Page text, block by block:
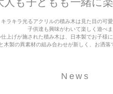
キラキラ光るアクリルの積み木は見た目の可愛
子供達も興味がわいて楽しく遊べま
上げが施された積み木は、日本製でお子様
木製の異素材の組み合わせが新しく、お洒落
News